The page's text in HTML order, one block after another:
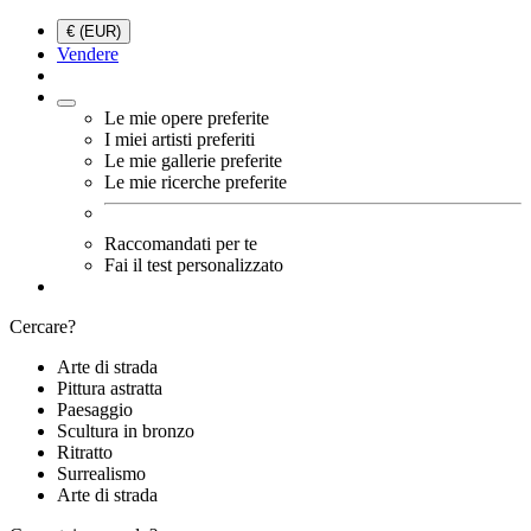
€ (EUR)
Vendere
Le mie opere preferite
I miei artisti preferiti
Le mie gallerie preferite
Le mie ricerche preferite
Raccomandati per te
Fai il test personalizzato
Cercare?
Arte di strada
Pittura astratta
Paesaggio
Scultura in bronzo
Ritratto
Surrealismo
Arte di strada